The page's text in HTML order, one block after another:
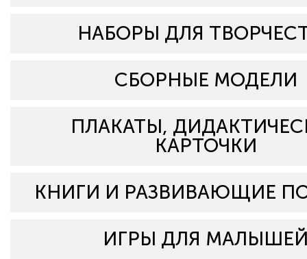
НАБОРЫ ДЛЯ
СБОРНЫЕ МОДЕЛИ
ПЛАКАТЫ,
КАРТОЧКИ
КНИГИ И РАЗВИВАЮЩИЕ
ИГРЫ ДЛЯ